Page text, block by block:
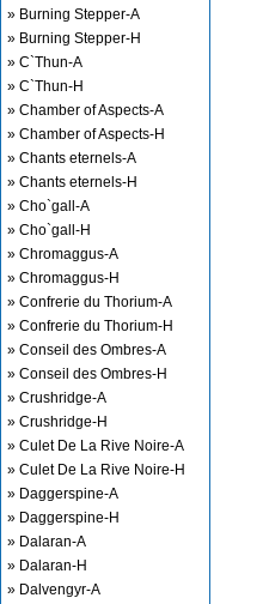
» Burning Stepper-A
» Burning Stepper-H
» C`Thun-A
» C`Thun-H
» Chamber of Aspects-A
» Chamber of Aspects-H
» Chants eternels-A
» Chants eternels-H
» Cho`gall-A
» Cho`gall-H
» Chromaggus-A
» Chromaggus-H
» Confrerie du Thorium-A
» Confrerie du Thorium-H
» Conseil des Ombres-A
» Conseil des Ombres-H
» Crushridge-A
» Crushridge-H
» Culet De La Rive Noire-A
» Culet De La Rive Noire-H
» Daggerspine-A
» Daggerspine-H
» Dalaran-A
» Dalaran-H
» Dalvengyr-A